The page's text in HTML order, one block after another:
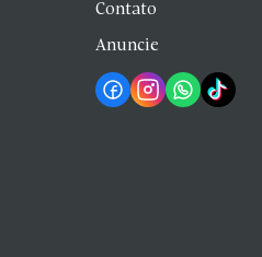
Contato
Anuncie